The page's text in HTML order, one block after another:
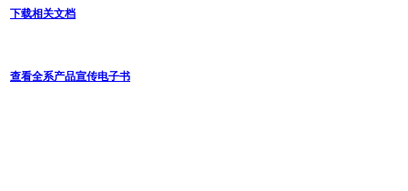
下载相关文档
查看全系产品宣传电子书